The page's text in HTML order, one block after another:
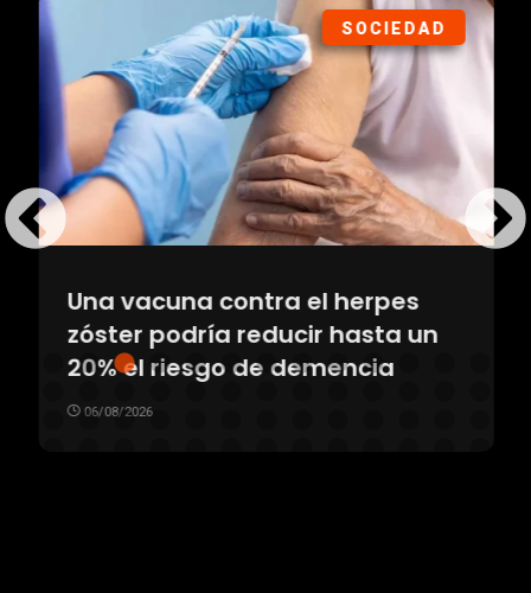
SOCIEDAD
Una vacuna contra el herpes
zóster podría reducir hasta un
20% el riesgo de demencia
06/08/2026